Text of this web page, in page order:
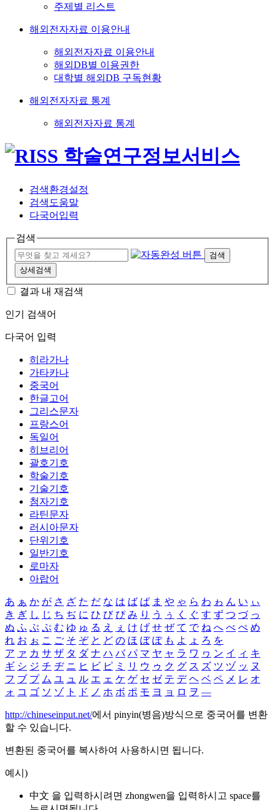
주제별 리스트
해외전자자료 이용안내
해외전자자료 이용안내
해외DB별 이용권한
대학별 해외DB 구독현황
해외전자자료 통계
해외전자자료 통계
검색환경설정
검색도움말
다국어입력
검색
검색
상세검색
결과 내 재검색
인기 검색어
다국어 입력
히라가나
가타카나
중국어
한글고어
그리스문자
프랑스어
독일어
히브리어
괄호기호
학술기호
기술기호
첨자기호
라틴문자
러시아문자
단위기호
일반기호
로마자
아랍어
あ ぁ か が さ ざ た だ な は ば ぱ ま や ゃ ら わ ゎ ん い ぃ
き ぎ し じ ち ぢ に ひ び ぴ み り う ぅ く ぐ す ず つ づ っ
ぬ ふ ぶ ぷ む ゆ ゅ る え ぇ け げ せ ぜ て で ね へ べ ぺ め
れ お ぉ こ ご そ ぞ と ど の ほ ぼ ぽ も よ ょ ろ を
ア ァ カ サ ザ タ ダ ナ ハ バ パ マ ヤ ャ ラ ワ ヮ ン イ ィ キ
ギ シ ジ チ ヂ ニ ヒ ビ ピ ミ リ ウ ゥ ク グ ス ズ ツ ヅ ッ ヌ
フ ブ プ ム ユ ュ ル エ ェ ケ ゲ セ ゼ テ デ ヘ ベ ペ メ レ オ
ォ コ ゴ ソ ゾ ト ド ノ ホ ボ ポ モ ヨ ョ ロ ヲ ―
http://chineseinput.net/에서 pinyin(병음)방식으로 중국어를 변환
할 수 있습니다.
변환된 중국어를 복사하여 사용하시면 됩니다.
예시)
中文 을 입력하시려면 zhongwen을 입력하시고 space를